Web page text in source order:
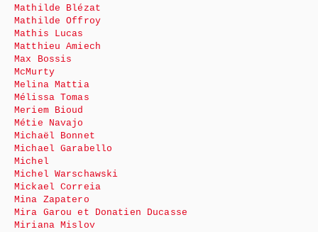
Mathilde Blézat
Mathilde Offroy
Mathis Lucas
Matthieu Amiech
Max Bossis
McMurty
Melina Mattia
Mélissa Tomas
Meriem Bioud
Métie Navajo
Michaël Bonnet
Michael Garabello
Michel
Michel Warschawski
Mickael Correia
Mina Zapatero
Mira Garou et Donatien Ducasse
Miriana Mislov